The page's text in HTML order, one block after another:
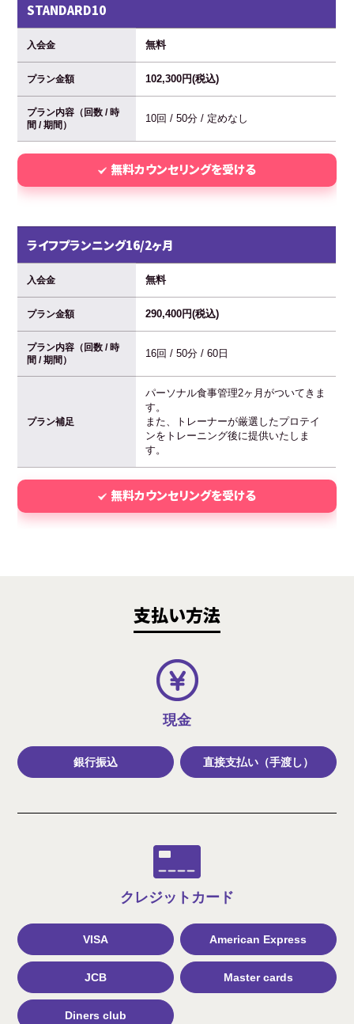
STANDARD10
入会金 無料
プラン金額 102,300円(税込)
プラン内容（回数 / 時
間 / 期間）
10回 / 50分 / 定めなし
無料カウンセリングを受ける
ライフプランニング16/2ヶ月
入会金 無料
プラン金額 290,400円(税込)
プラン内容（回数 / 時
間 / 期間）
16回 / 50分 / 60日
プラン補足
パーソナル食事管理2ヶ月がついてきま
す。
また、トレーナーが厳選したプロテイ
ンをトレーニング後に提供いたしま
す。
無料カウンセリングを受ける
支払い方法
現金
銀行振込 直接支払い（手渡し）
クレジット カード
VISA American Express
JCB Master cards
Diners club